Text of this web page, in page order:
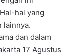
hal yang
lainnya.
dan dalam
17 Agustus